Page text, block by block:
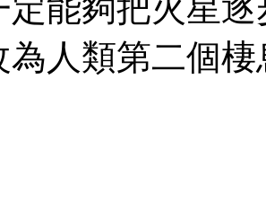
定能夠把火星
為人類第二個